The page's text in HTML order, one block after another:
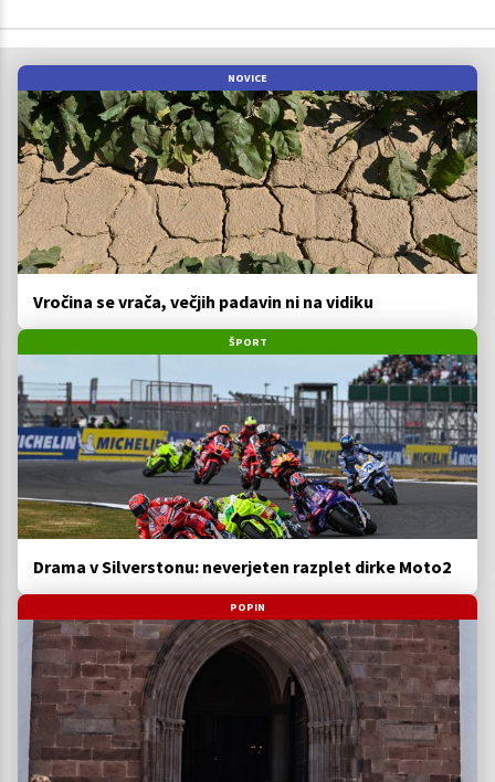
NOVICE
Vročina se vrača, večjih padavin ni na vidiku
ŠPORT
Drama v Silverstonu: neverjeten razplet dirke Moto2
POPIN